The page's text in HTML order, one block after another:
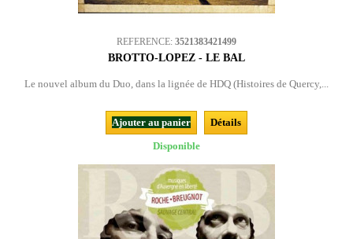
REFERENCE: 3521383421499
BROTTO-LOPEZ - LE BAL
Le nouvel album du Duo, dans la lignée de HDQ (Histoires de Quercy,...
Ajouter au panier
Détails
Disponible